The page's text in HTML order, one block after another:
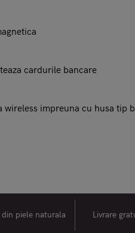
cardurile bancare
wireless impreuna cu husa tip
piele naturala Livrare